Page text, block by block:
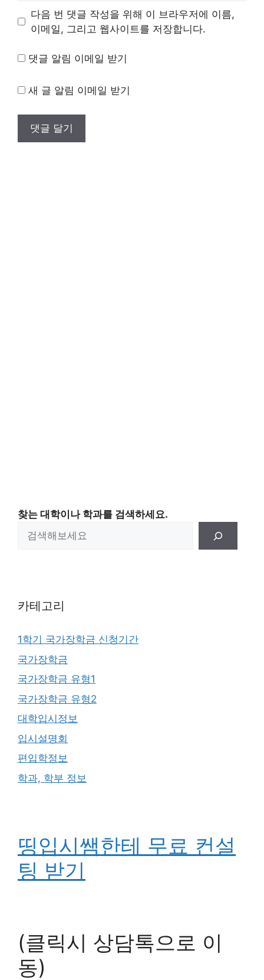
트
다음 번 댓글 작성을 위해 이 브라우저에 이름,
이메일, 그리고 웹사이트를 저장합니다.
댓글 알림 이메일 받기
새 글 알림 이메일 받기
찾는 대학이나 학과를 검색하세요.
카테고리
1학기 국가장학금 신청기간
국가장학금
국가장학금 유형1
국가장학금 유형2
대학입시정보
입시설명회
편입학정보
학과, 학부 정보
띵입시쌤한테 무료 컨설
팅 받기
(클릭시 상담톡으로 이
동)